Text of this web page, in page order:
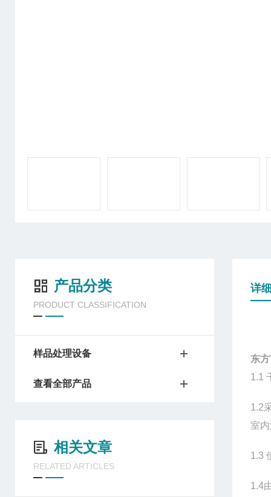
产品分类
PRODUCT CLASSIFICATION
样品处理设备
查看全部产品
相关文章
RELATED ARTICLES
详
东
1.1
1.2
室
1.3
1.4